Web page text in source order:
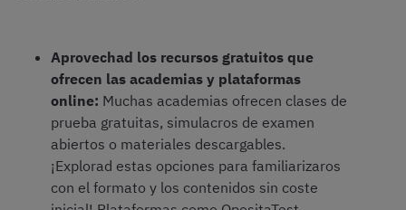
Aprovechad los recursos gratuitos que
ofrecen las academias y plataformas
online: Muchas academias ofrecen clases de
prueba gratuitas, simulacros de examen
abiertos o materiales descargables.
¡Explorad estas opciones para familiarizaros
con el formato y los contenidos sin coste